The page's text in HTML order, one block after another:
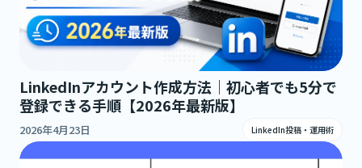
LinkedInアカウント作成方法｜初心者でも5分で
登録できる手順【2026年最新版】
2026年4月23日 LinkedIn投稿・運用術